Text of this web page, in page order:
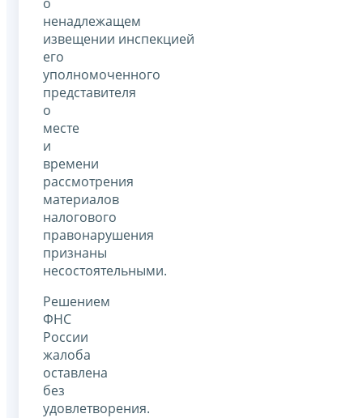
ненадлежащем
извещении инспекцией
его
уполномоченного
представителя
о
месте
и
времени
рассмотрения
материалов
налогового
правонарушения
признаны
несостоятельными.
Решением
ФНС
России
жалоба
оставлена
без
удовлетворения.